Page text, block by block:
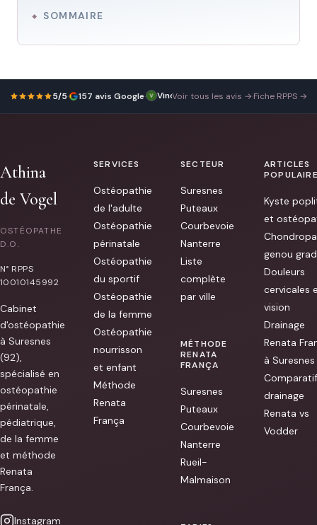
SOMMAIRE
5/5· 157 avis Google· Vincent Thomasson 7 octobre 2025
Excellente
ostheo,
Je
vivement.
[...]
Voir tous les avis →·Fiche RPPS →
Athina
de Vogel
OSTÉOPATHE
D.O.
N° RPPS
10010145992
Cabinet
d'ostéopathie
à Suresnes
(92),
spécialisé en
ostéopathie
périnatale,
pédiatrique,
de la femme
et méthode
Renata
França.
Instagram
SERVICES
Ostéopathie
de l'adulte
Ostéopathie
périnatale
Ostéopathie
du sportif
Ostéopathie
de la femme
Ostéopathie
nourrisson
et enfant
Méthode
Renata
França
SECTEUR
Suresnes
Puteaux
Courbevoie
Nanterre
Liste
complète
par ville
MÉTHODE
RENATA
FRANÇA
Suresnes
Puteaux
Courbevoie
Nanterre
Rueil-
Malmaison
ARTICLES
Kyste
et
genou
Douleurs
cervicales
vision
Drainage
Renata
à Suresnes
Comparatif
drainage
Renata vs
Vodder